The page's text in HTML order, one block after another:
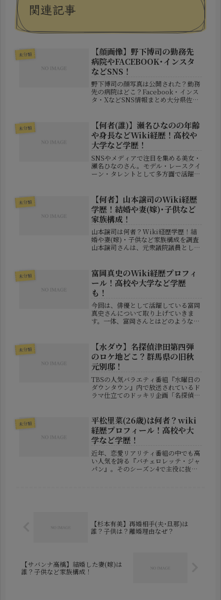
関連記事
未分類
【顔画像】野下博司の勤務先
病院やFACEBOOK･インスタ
などSNS！
野下博司の顔写真は公開された？勤務
先の病院はどこ？Facebook・インス
タ・XなどSNS情報まとめ大分県佐伯
す。事件では、高校生を含む男女4人
が刃物で襲われ、2人が重傷を負...
未分類
【何者(誰)】瀬名ひなのの年齢
や身長などWiki経歴！高校や
大学など学歴！
SNSやメディアで注目を集める美女・
瀬名ひなのさん。モデル・レースクイ
ーン・タレントとして多方面で活躍す
と気になる声が増えています。この記
事では、彼女の年齢・身長・学歴
（高...
未分類
【何者】山本譲司のWiki経歴
学歴！結婚や妻(嫁)･子供など
家族構成！
山本譲司は何者？Wiki経歴学歴！結
婚や妻(嫁)・子供など家族構成を調査
山本譲司さんは、元衆議院議員として
に取り組む作家・社会活動家としても
活躍しています。近年はテレビ番組...
未分類
富岡真史のWiki経歴プロフィ
ール！高校や大学など学歴
も！
今回は、俳優として活躍している富岡
真史さんについて取り上げていきま
す。一体、富岡さんとはどのような人
ール！富岡さんのプロフィールです。
名前：富岡真史（とみおか まさし）
芸...
未分類
【水ダウ】名探偵津田第四弾
のロケ地どこ？群馬県の旧秋
元別邸！
TBSの人気バラエティ番組『水曜日の
ダウンタウン』内で放送されているド
ラマ仕立てのドッキリ企画「名探偵津
な反響を呼びました。今回のストーリ
ーの舞台となったロケ地が、...
未分類
平松里菜(26歳)は何者？wiki
経歴プロフィール！高校や大
学など学歴！
近年、恋愛リアリティ番組の中でも高
い人気を誇る『バチェロレッテ・ジャ
パン』。そのシーズン4で主役に抜擢
【杉本有美】再婚相手(夫･旦那)は
誰？子供は？離婚理由なぜ？
【サバンナ高橋】結婚した妻(嫁)は
誰？子供など家族構成！